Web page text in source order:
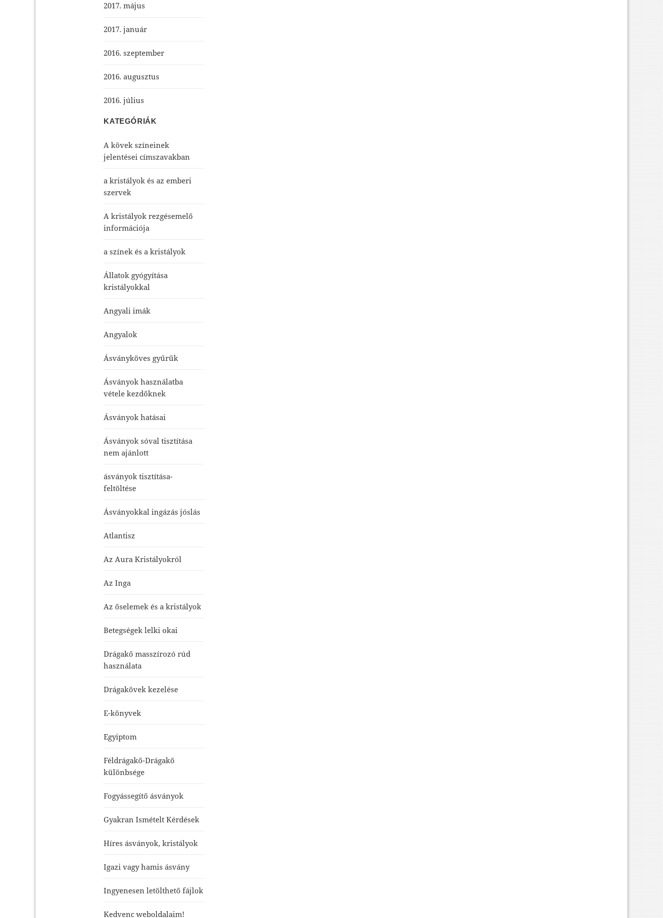
2017. május
2017. január
2016. szeptember
2016. augusztus
2016. július
KATEGÓRIÁK
A kövek színeinek
jelentései címszavakban
a kristályok és az emberi
szervek
A kristályok rezgésemelő
információja
a színek és a kristályok
Állatok gyógyítása
kristályokkal
Angyali imák
Angyalok
Ásványköves gyűrűk
Ásványok használatba
vétele kezdőknek
Ásványok hatásai
Ásványok sóval tisztítása
nem ajánlott
ásványok tisztítása-
feltöltése
Ásványokkal ingázás jóslás
Atlantisz
Az Aura Kristályokról
Az Inga
Az őselemek és a kristályok
Betegségek lelki okai
Drágakő masszírozó rúd
használata
Drágakövek kezelése
E-könyvek
Egyiptom
Féldrágakő-Drágakő
különbsége
Fogyássegítő ásványok
Gyakran Ismételt Kérdések
Híres ásványok, kristályok
Igazi vagy hamis ásvány
Ingyenesen letölthető fájlok
Kedvenc weboldalaim!